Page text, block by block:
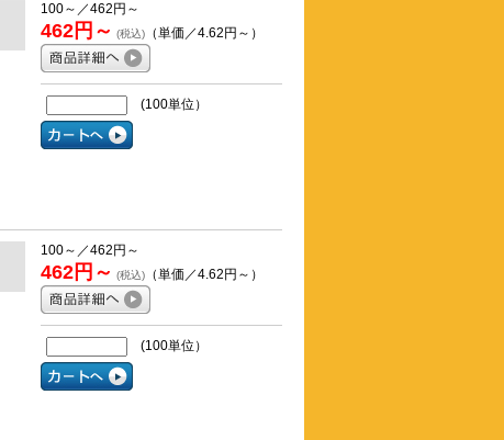
100～／462円～
462円～ (税込) （単価／4.62円～）
(100単位）
100～／462円～
462円～ (税込) （単価／4.62円～）
(100単位）